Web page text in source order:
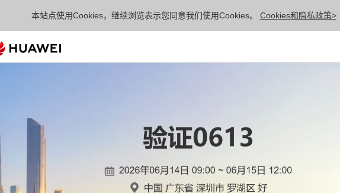
本站点使用Cookies，继续浏览表示您同意我们使用Cookies。 Cookies和隐私政策>